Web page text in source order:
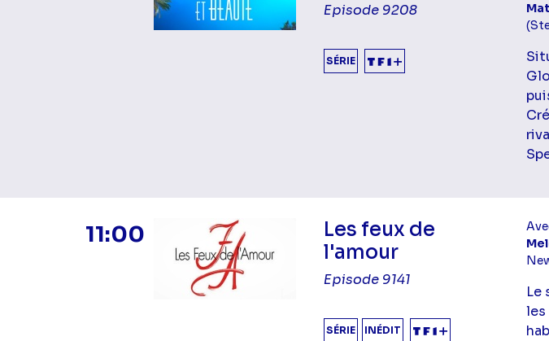
Episode 9208
SÉRIE
11:00
Les feux de
l'amour
Episode 9141
SÉRIE INÉDIT
Le
les